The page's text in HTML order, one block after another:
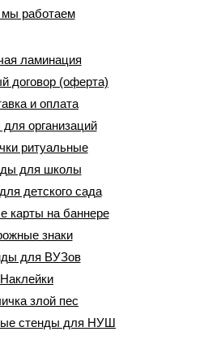
мы работаем
ламинация
договор (оферта)
и оплата
организаций
ритуальные
для школы
детского сада
карты на баннере
знаки
для ВУЗов
Наклейки
злой пес
стенды для НУШ